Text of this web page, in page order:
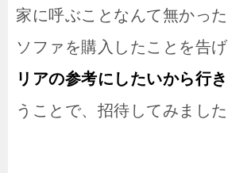
家に呼ぶことなんて無かっ
ソファを購入したことを告
リアの参考にしたいから行き
うことで、招待してみました